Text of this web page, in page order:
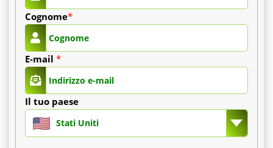
Cognome*
E-mail *
Il tuo paese
Stati Uniti